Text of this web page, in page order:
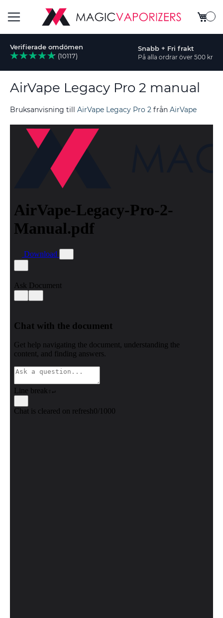
Nav
Min
Verifierade omdömen
(10117)
Snabb + Fri frakt
På alla ordrar över 500 kr
AirVape Legacy Pro 2 manual
Bruksanvisning till AirVape Legacy Pro 2 från AirVape